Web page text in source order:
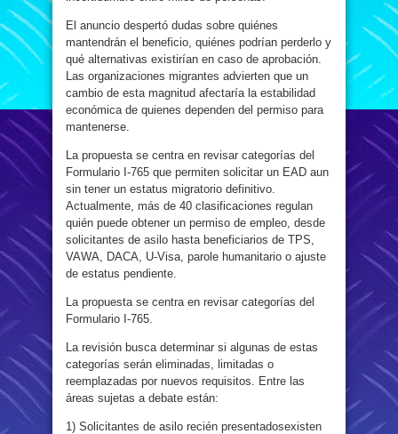
El anuncio despertó dudas sobre quiénes
mantendrán el beneficio, quiénes podrían perderlo y
qué alternativas existirían en caso de aprobación.
Las organizaciones migrantes advierten que un
cambio de esta magnitud afectaría la estabilidad
económica de quienes dependen del permiso para
mantenerse.
La propuesta se centra en revisar categorías del
Formulario I-765 que permiten solicitar un EAD aun
sin tener un estatus migratorio definitivo.
Actualmente, más de 40 clasificaciones regulan
quién puede obtener un permiso de empleo, desde
solicitantes de asilo hasta beneficiarios de TPS,
VAWA, DACA, U-Visa, parole humanitario o ajuste
de estatus pendiente.
La propuesta se centra en revisar categorías del
Formulario I-765.
La revisión busca determinar si algunas de estas
categorías serán eliminadas, limitadas o
reemplazadas por nuevos requisitos. Entre las
áreas sujetas a debate están:
1) Solicitantes de asilo recién presentadosexisten